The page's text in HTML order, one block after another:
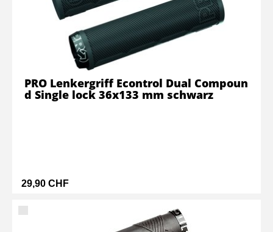
29,90 CHF
PRO Lenkergriff Econtrol Dual Compoun
d Single lock 36x133 mm schwarz